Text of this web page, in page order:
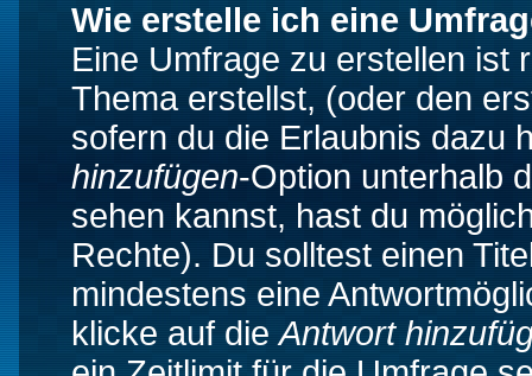
Wie erstelle ich eine
Eine Umfrage zu erstellen ist
Thema erstellst, (oder den
sofern du die Erlaubnis dazu
hinzufügen-Option unterhalb
sehen kannst, hast du
Rechte). Du solltest einen
mindestens eine
klicke auf dieAntwort